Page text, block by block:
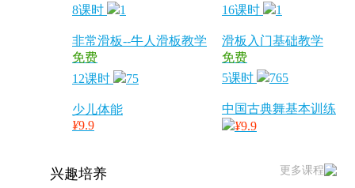
8课时
1
非常滑板--牛人滑板教学
免费
16课时 1
滑板入门基础教学
免费
12课时
75
少儿体能
¥9.9
5课时 765
中国古典舞基本训练
¥9.9
更多课程
兴趣培养